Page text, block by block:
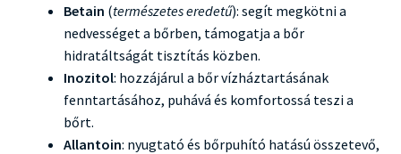
Betain (természetes eredetű): segít megkötni a
nedvességet a bőrben, támogatja a bőr
hidratáltságát tisztítás közben.
Inozitol: hozzájárul a bőr vízháztartásának
fenntartásához, puhává és komfortossá teszi a
bőrt.
Allantoin: nyugtató és bőrpuhító hatású összetevő,